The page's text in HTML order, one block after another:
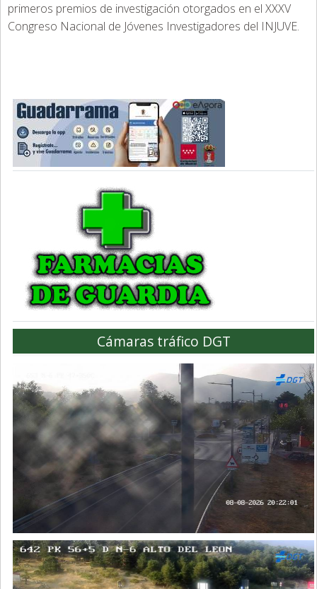
primeros premios de investigación otorgados en el XXXV
Congreso Nacional de Jóvenes Investigadores del INJUVE.
Cámaras tráfico DGT